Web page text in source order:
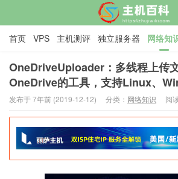
主机百科
首页 VPS 主机测评 独立服务器 网络知
域名/CDN/SSL 网赚 主机教程 关于 广告
OneDriveUploader：多线程上传
OneDrive的工具，支持Linux、
发布于 7年前 (2019-12-12) 分类： 网络知识 阅